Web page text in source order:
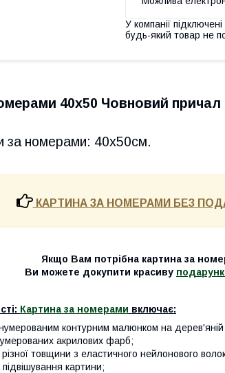
У компанії
будь-який товар не
40х50 Човновий причал
за номерами: 40х50см.
КАРТИНА ЗА НОМЕРАМИ БЕЗ
Якщо Вам потрібна картина за
Ви можете докупити красиву
Картина за номерами включає:
контурним малюнком на дерев'яній
акрилових фарб;
різної товщини з еластичного нейлонового
картини;